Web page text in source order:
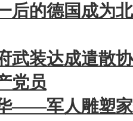
后的德国成为
武装达成遣散
党员
——军人雕塑